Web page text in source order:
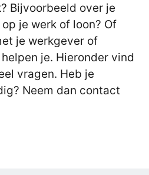
Bijvoorbeeld over je
je werk of loon? Of
je werkgever of
je. Hieronder vind
vragen. Heb je
Neem dan contact